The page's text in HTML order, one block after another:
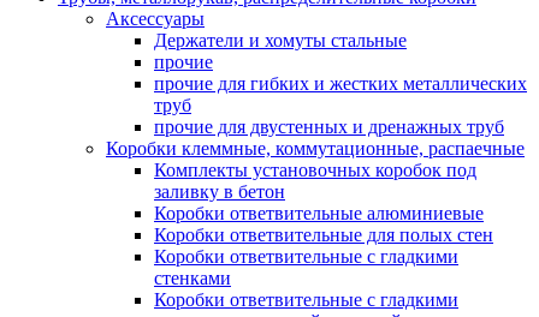
Аксессуары
Держатели и хомуты стальные
прочие
прочие для гибких и жестких металлических
труб
прочие для двустенных и дренажных труб
Коробки клеммные, коммутационные, распаечные
Комплекты установочных коробок под
заливку в бетон
Коробки ответвительные алюминиевые
Коробки ответвительные для полых стен
Коробки ответвительные с гладкими
стенками
Коробки ответвительные с гладкими